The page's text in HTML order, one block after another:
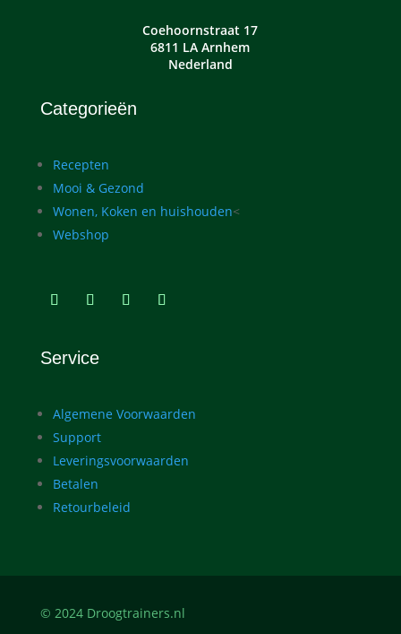
Coehoornstraat 17
6811 LA Arnhem
Nederland
Categorieën
Recepten
Mooi & Gezond
Wonen, Koken en huishouden<
Webshop
Service
Algemene Voorwaarden
Support
Leveringsvoorwaarden
Betalen
Retourbeleid
© 2024 Droogtrainers.nl